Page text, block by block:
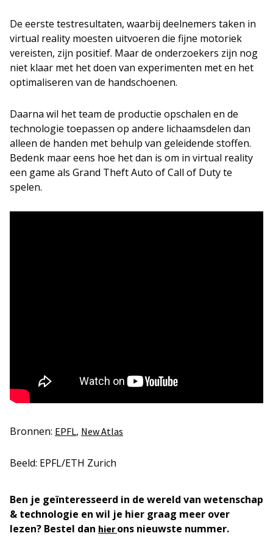
De eerste testresultaten, waarbij deelnemers taken in
virtual reality moesten uitvoeren die fijne motoriek
vereisten, zijn positief. Maar de onderzoekers zijn nog
niet klaar met het doen van experimenten met en het
optimaliseren van de handschoenen.
Daarna wil het team de productie opschalen en de
technologie toepassen op andere lichaamsdelen dan
alleen de handen met behulp van geleidende stoffen.
Bedenk maar eens hoe het dan is om in virtual reality
een game als Grand Theft Auto of Call of Duty te
spelen.
Bronnen: EPFL, New Atlas
Beeld: EPFL/ETH Zurich
Ben je geïnteresseerd in de wereld van wetenschap
& technologie en wil je hier graag meer over
lezen? Bestel dan hierons nieuwste nummer.